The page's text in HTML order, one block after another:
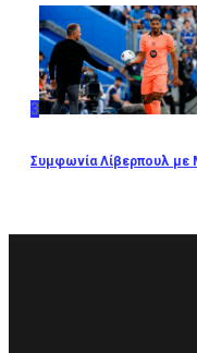
3
Συμφωνία Λίβερπουλ με